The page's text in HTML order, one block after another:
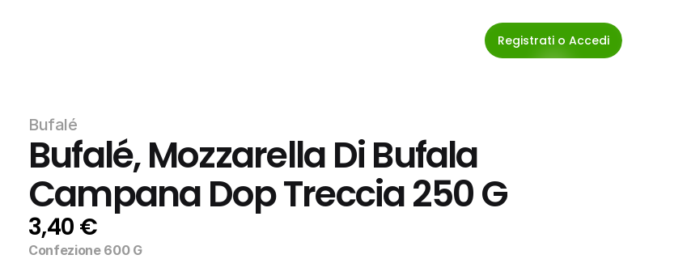
Registrati o Accedi
Bufalé
Bufalé, Mozzarella Di Bufala
Campana Dop Treccia 250 G
3,40 €
Confezione 600 G